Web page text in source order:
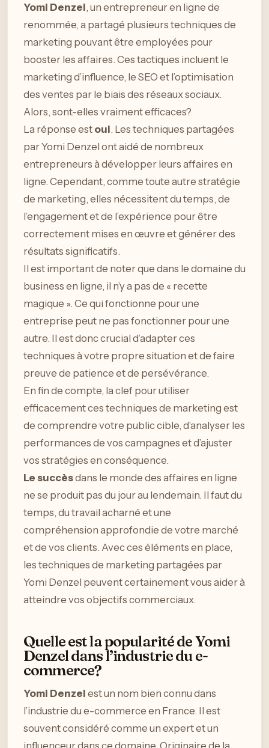
Yomi Denzel, un entrepreneur en ligne de
renommée, a partagé plusieurs techniques de
marketing pouvant être employées pour
booster les affaires. Ces tactiques incluent le
marketing d’influence, le SEO et l’optimisation
des ventes par le biais des réseaux sociaux.
Alors, sont-elles vraiment efficaces?
La réponse est oui. Les techniques partagées
par Yomi Denzel ont aidé de nombreux
entrepreneurs à développer leurs affaires en
ligne. Cependant, comme toute autre stratégie
de marketing, elles nécessitent du temps, de
l’engagement et de l’expérience pour être
correctement mises en œuvre et générer des
résultats significatifs.
Il est important de noter que dans le domaine du
business en ligne, il n’y a pas de « recette
magique ». Ce qui fonctionne pour une
entreprise peut ne pas fonctionner pour une
autre. Il est donc crucial d’adapter ces
techniques à votre propre situation et de faire
preuve de patience et de persévérance.
En fin de compte, la clef pour utiliser
efficacement ces techniques de marketing est
de comprendre votre public cible, d’analyser les
performances de vos campagnes et d’ajuster
vos stratégies en conséquence.
Le succèsdans le monde des affaires en ligne
ne se produit pas du jour au lendemain. Il faut du
temps, du travail acharné et une
compréhension approfondie de votre marché
et de vos clients. Avec ces éléments en place,
les techniques de marketing partagées par
Yomi Denzel peuvent certainement vous aider à
atteindre vos objectifs commerciaux.
Quelle est la popularité de Yomi
Denzel dans l’industrie du e-
commerce?
Yomi Denzel est un nom bien connu dans
l’industrie du e-commerce en France. Il est
souvent considéré comme un expert et un